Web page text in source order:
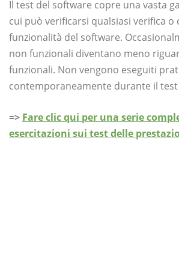
Il test del software copre una vasta
cui può verificarsi qualsiasi verifica o
funzionalità del software.
non funzionali diventano meno
funzionali. Non vengono eseguiti
contemporaneamente durante il
=> Fare clic qui per una serie
esercitazioni sui test delle